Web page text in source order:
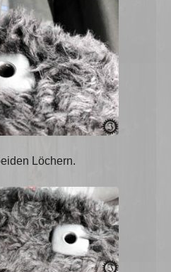
Löchern.